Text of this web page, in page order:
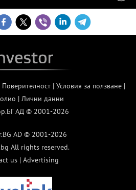
Поверителност| Условия за ползване|
| Лични данни
АД © 2001-2026
AD © 2001-2026
All rights reserved.
us | Advertising